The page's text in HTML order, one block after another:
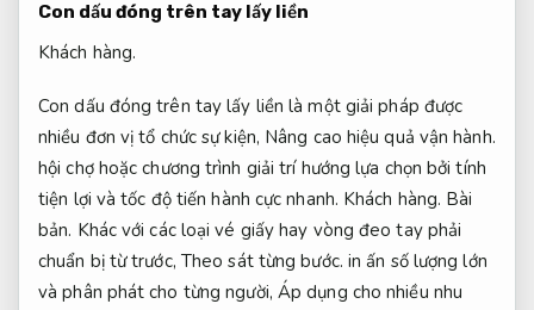
Con dấu đóng trên tay lấy liền
Khách hàng.
Con dấu đóng trên tay lấy liền là một giải pháp được
nhiều đơn vị tổ chức sự kiện, Nâng cao hiệu quả vận hành.
hội chợ hoặc chương trình giải trí hướng lựa chọn bởi tính
tiện lợi và tốc độ tiến hành cực nhanh. Khách hàng. Bài
bản. Khác với các loại vé giấy hay vòng đeo tay phải
chuẩn bị từ trước, Theo sát từng bước. in ấn số lượng lớn
và phân phát cho từng người, Áp dụng cho nhiều nhu